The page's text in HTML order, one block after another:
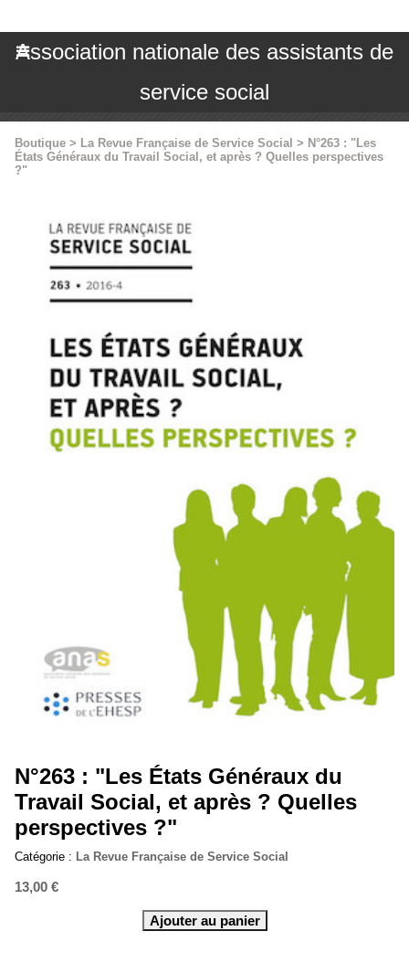
Association nationale des assistants de
service social
Boutique > La Revue Française de Service Social > N°263 : "Les
États Généraux du Travail Social, et après ? Quelles perspectives
?"
N°263 : "Les États Généraux du
Travail Social, et après ? Quelles
perspectives ?"
Catégorie : La Revue Française de Service Social
13,00 €